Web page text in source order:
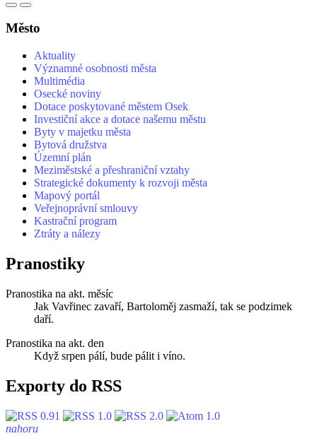
Město
Aktuality
Významné osobnosti města
Multimédia
Osecké noviny
Dotace poskytované městem Osek
Investiční akce a dotace našemu městu
Byty v majetku města
Bytová družstva
Územní plán
Meziměstské a přeshraniční vztahy
Strategické dokumenty k rozvoji města
Mapový portál
Veřejnoprávní smlouvy
Kastrační program
Ztráty a nálezy
Pranostiky
Pranostika na akt. měsíc
Jak Vavřinec zavaří, Bartoloměj zasmaží, tak se podzimek
daří.
Pranostika na akt. den
Když srpen pálí, bude pálit i víno.
Exporty do RSS
nahoru